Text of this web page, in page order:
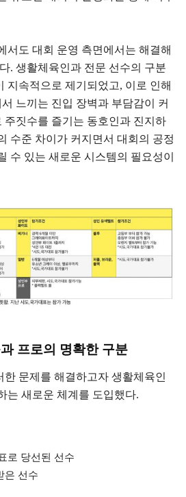
서도 대회 운영 측면에서는 해결해
. 생활체육인과 전문 선수의 구분
지속적으로 제기되었고, 이로 인해
느끼는 진입 장벽과 부담감이 커
주짓수를 즐기는 동호인과 진지하
수준 차이가 커지면서 대회의 공정
수 있는 새로운 시스템의 필요성이
프로의 명확한 구분
한 문제를 해결하고자 생활체육인
는 새로운 체계를 도입했다.
로 당선된 선수
은 선수